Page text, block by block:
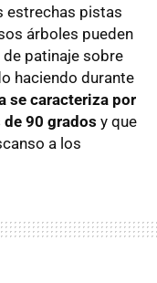
estrechas pistas
árboles pueden
patinaje sobre
haciendo durante
se caracteriza por
90 grados y que
a los